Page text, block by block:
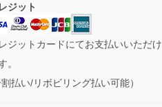
ジット
ジットカードにてお支払いいただけ
。
払い/リボビリング払い可能）